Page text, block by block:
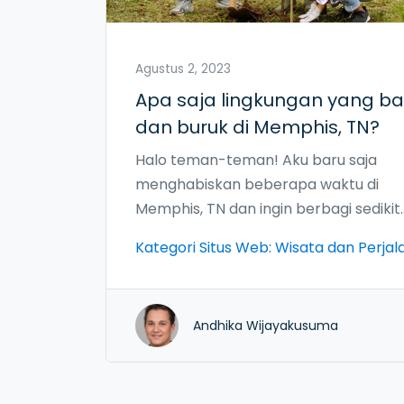
Agustus 2, 2023
Apa saja lingkungan yang
dan buruk di Memphis, TN?
Halo teman-teman! Aku baru saja
menghabiskan beberapa waktu di
Memphis, TN dan ingin berbagi sedikit
baik di sana. Pertama, lingkungan
taman indah untuk kita berjalan-jalan,
hidangan BBQ yang lezat yang bikin
Kategori Situs Web: Wisata dan
Andhika Wijayakusuma